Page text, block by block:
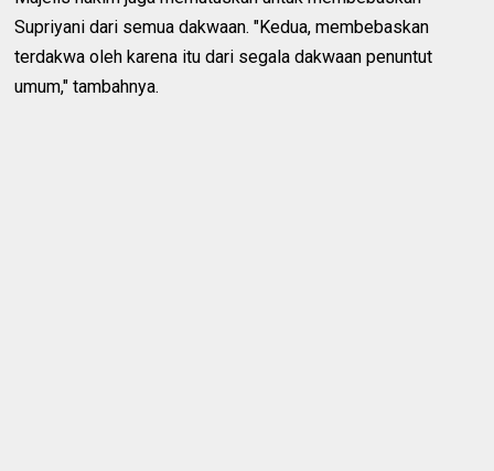
Supriyani dari semua dakwaan. "Kedua, membebaskan
terdakwa oleh karena itu dari segala dakwaan penuntut
umum," tambahnya.